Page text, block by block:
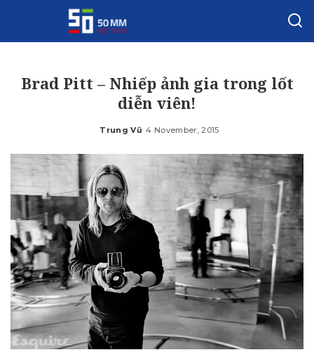
Brad Pitt – Nhiếp ảnh gia trong lốt
diễn viên!
Posted
Trung Vũ 4 November, 2015